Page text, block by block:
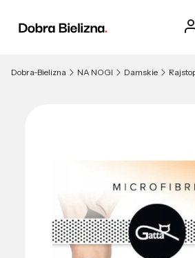
Dobra-Bielizna NA NOGI Damskie